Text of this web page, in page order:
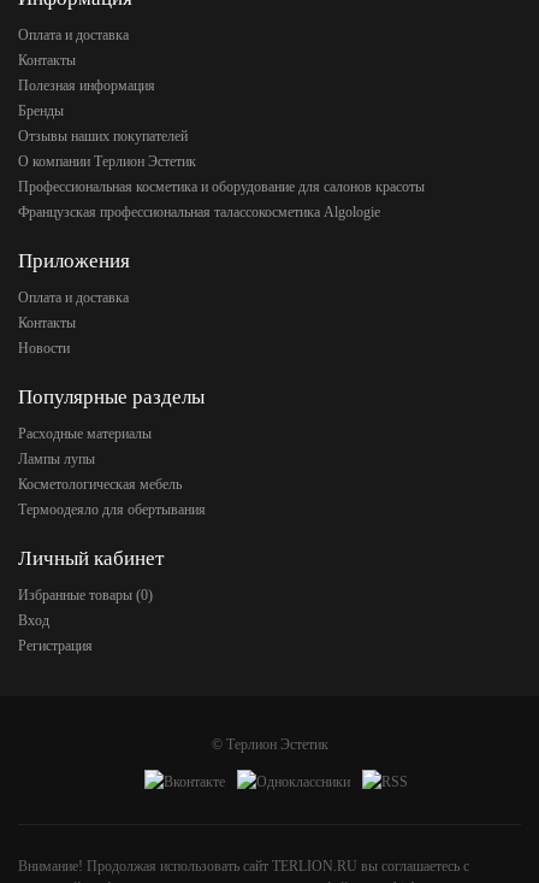
Оплата и доставка
Контакты
Полезная информация
Бренды
Отзывы наших покупателей
О компании Терлион Эстетик
Профессиональная косметика и оборудование для салонов красоты
Французская профессиональная талассокосметика Algologie
Приложения
Оплата и доставка
Контакты
Новости
Популярные разделы
Расходные материалы
Лампы лупы
Косметологическая мебель
Термоодеяло для обертывания
Личный кабинет
Избранные товары (0)
Вход
Регистрация
© Терлион Эстетик
Внимание! Продолжая использовать сайт TERLION.RU вы соглашаетесь с